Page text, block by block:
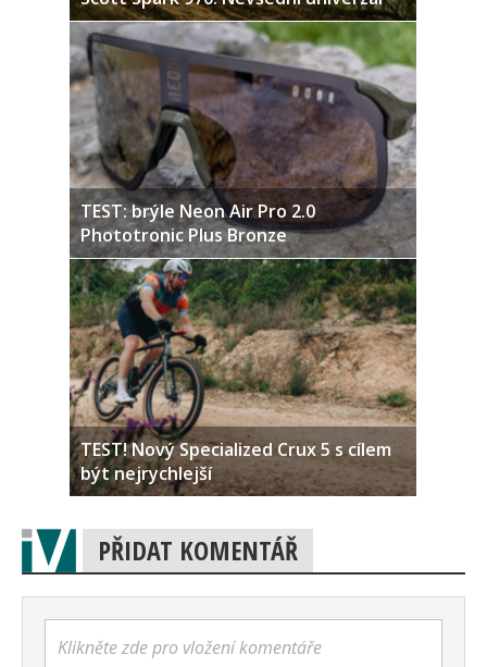
TEST: brýle Neon Air Pro 2.0
Phototronic Plus Bronze
TEST! Nový Specialized Crux 5 s cílem
být nejrychlejší
PŘIDAT KOMENTÁŘ
Klikněte zde pro vložení komentáře